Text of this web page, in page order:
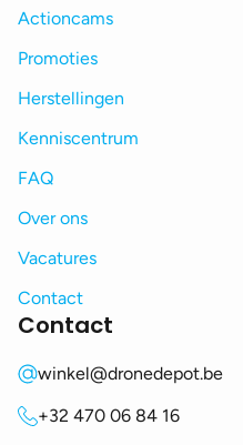
Actioncams
Promoties
Herstellingen
Kenniscentrum
FAQ
Over ons
Vacatures
Contact
Contact
winkel@dronedepot.be
+32 470 06 84 16